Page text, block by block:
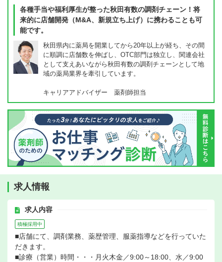
各種手当や福利厚生が整った秋田有数の調剤チェーン！将
来的に店舗開発（M&A、新規立ち上げ）に携わることも可
能です。
秋田県内に薬局を開業してから20年以上が経ち、その間
に順調に店舗数を伸ばし、OTC部門は独立し、関連会社
として支えあいながら秋田有数の調剤チェーンとして地
域の薬局業界を牽引しています。
キャリアアドバイザー 薬剤師担当
求人情報
求人内容
積極採用中
■店舗にて、調剤業務、薬歴管理、服薬指導などを行っていた
だきます。
■診療（営業）時間・・・月火木金／9:00～18:00、水／9:00